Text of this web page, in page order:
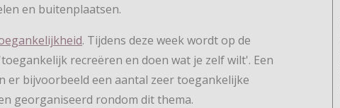
en buitenplaatsen.
. Tijdens deze week wordt op de
recreëren en doen wat je zelf wilt'. Een
bijvoorbeeld een aantal zeer toegankelijke
georganiseerd rondom dit thema.